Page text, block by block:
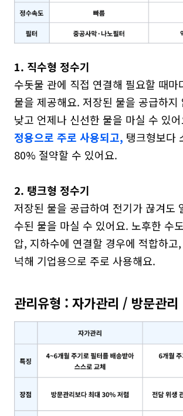
1. 직수형 정수기
수돗물 관에 직접 연결해 필요할 때마
물을 제공해요. 저장된 물을 공급하지
낮고 언제나 신선한 물을 마실 수 있
정용으로 주로 사용되고, 탱크형보다
80% 절약할 수 있어요.
2. 탱크형 정수기
저장된 물을 공급하여 전기가 끊겨도
수된 물을 마실 수 있어요. 노후한 수
압, 지하수에 연결할 경우에 적합하고
넉해 기업용으로 주로 사용해요.
관리유형 : 자가관리 / 방문관리